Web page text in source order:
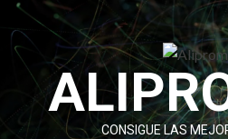
Saltar
contenido
CONSIGUE LAS